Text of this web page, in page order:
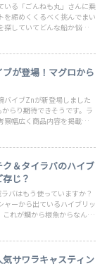
いる「ごんねも丸」さんに乗
を締めくくるべく挑んでまい
していてどんな船か悩んで
が登場！マグロから
バイブZnが新登場しました
らり期待できそうです。ラ
幅広く商品内容を掲載。タ
＆タイラバのハイブ
じ？
バはもう使っていますか？
ーから出ているハイブリッ
これが鯛から根魚からなんで
サワラキャスティン